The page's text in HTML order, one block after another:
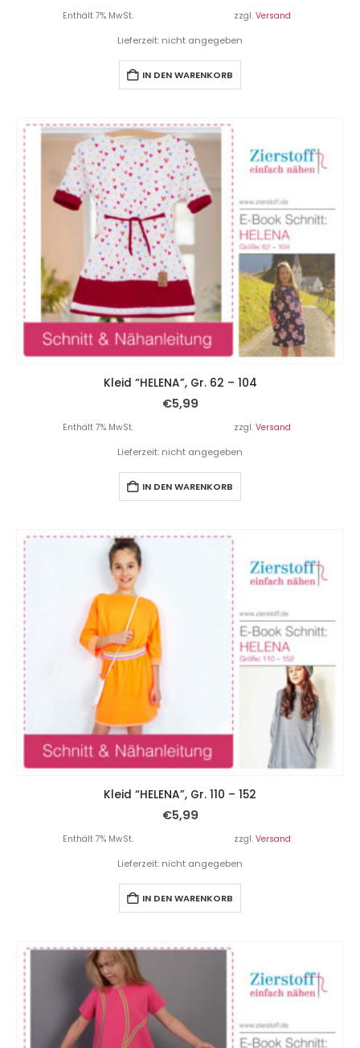
Enthält 7% MwSt. zzgl. Versand
Lieferzeit: nicht angegeben
IN DEN WARENKORB
Kleid “HELENA”, Gr. 62 – 104
€5,99
Enthält 7% MwSt. zzgl. Versand
Lieferzeit: nicht angegeben
IN DEN WARENKORB
Kleid “HELENA”, Gr. 110 – 152
€5,99
Enthält 7% MwSt. zzgl. Versand
Lieferzeit: nicht angegeben
IN DEN WARENKORB